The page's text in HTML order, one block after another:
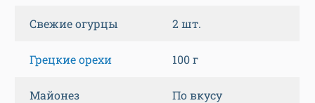
Свежие огурцы 2 шт.
Грецкие орехи 100 г
Майонез По вкусу